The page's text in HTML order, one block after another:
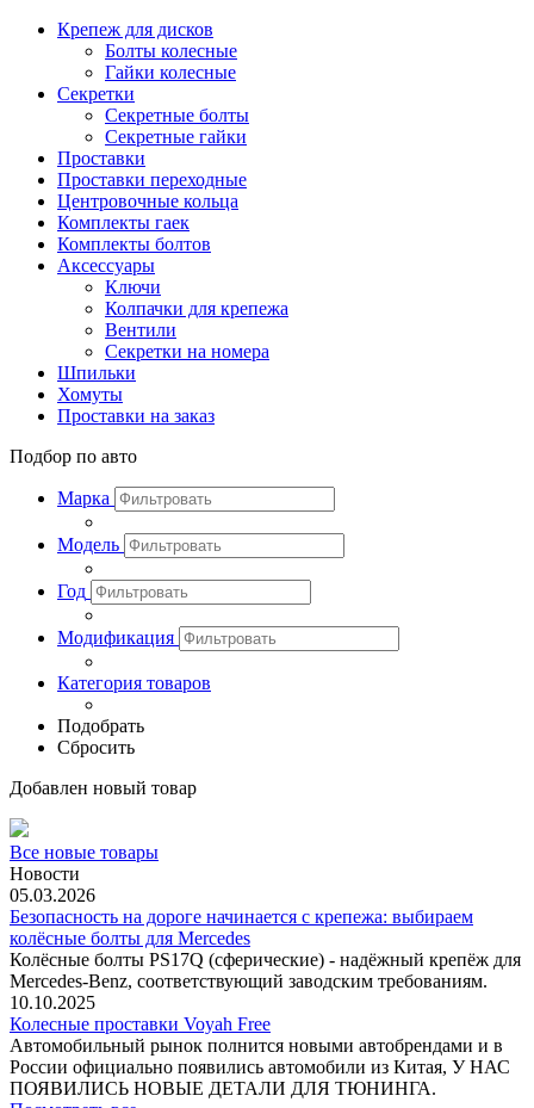
Крепеж для дисков
Болты колесные
Гайки колесные
Секретки
Секретные болты
Секретные гайки
Проставки
Проставки переходные
Центровочные кольца
Комплекты гаек
Комплекты болтов
Аксессуары
Ключи
Колпачки для крепежа
Вентили
Секретки на номера
Шпильки
Хомуты
Проставки на заказ
Подбор по авто
Марка
Модель
Год
Модификация
Категория товаров
Подобрать
Сбросить
Добавлен новый товар
Все новые товары
Новости
05.03.2026
Безопасность на дороге начинается с крепежа: выбираем
колёсные болты для Mercedes
Колёсные болты PS17Q (сферические) - надёжный крепёж для
Mercedes‑Benz, соответствующий заводским требованиям.
10.10.2025
Колесные проставки Voyah Free
Автомобильный рынок полнится новыми автобрендами и в
России официально появились автомобили из Китая, У НАС
ПОЯВИЛИСЬ НОВЫЕ ДЕТАЛИ ДЛЯ ТЮНИНГА.